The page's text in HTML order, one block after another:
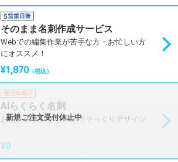
そのまま名刺作成サービス
Webでの編集作業が苦手な方・お忙しい方
にオススメ！
¥1,870 （税込）
新規ご注文受付休止中
AIらくらく名刺
お使いの名刺をAI-OCRでそっくりデザイン
¥0